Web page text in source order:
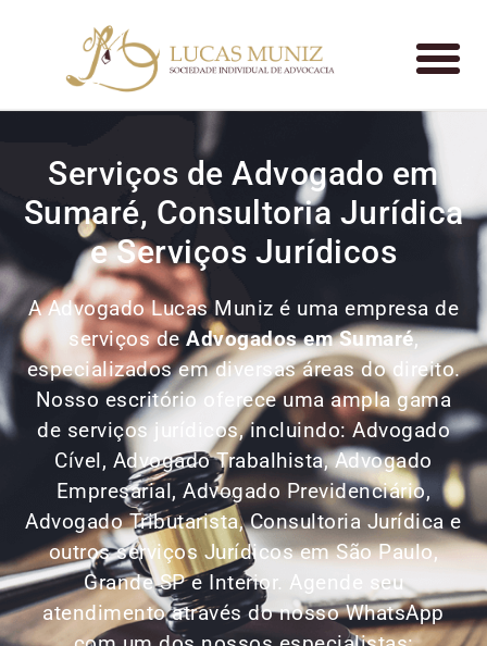
Serviços de Advogado em
Sumaré, Consultoria Jurídica
e Serviços Jurídicos
A Advogado Lucas Muniz é uma empresa de
serviços deAdvogadosem Sumaré,
especializados em diversas áreas do direito.
Nosso escritório oferece uma ampla gama
de serviços jurídicos, incluindo: Advogado
Cível, Advogado Trabalhista, Advogado
Empresarial, Advogado Previdenciário,
Advogado Tributarista, Consultoria Jurídica e
outros serviços Jurídicos em São Paulo,
Grande SP e Interior. Agende seu
atendimento através do nosso WhatsApp